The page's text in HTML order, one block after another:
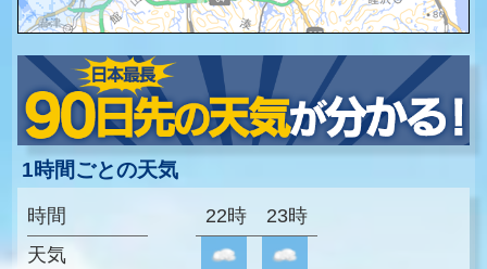
1時間ごとの天気
時間
天気
22時 23時